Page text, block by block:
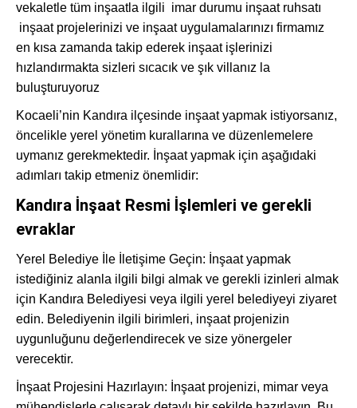
vekaletle tüm inşaatla ilgili imar durumu inşaat ruhsatı
inşaat projelerinizi ve inşaat uygulamalarınızı firmamız
en kısa zamanda takip ederek inşaat işlerinizi
hızlandırmakta sizleri sıcacık ve şık villanız la
buluşturuyoruz
Kocaeli’nin Kandıra ilçesinde inşaat yapmak istiyorsanız,
öncelikle yerel yönetim kurallarına ve düzenlemelere
uymanız gerekmektedir. İnşaat yapmak için aşağıdaki
adımları takip etmeniz önemlidir:
Kandıra İnşaat Resmi İşlemleri ve gerekli
evraklar
Yerel Belediye İle İletişime Geçin: İnşaat yapmak
istediğiniz alanla ilgili bilgi almak ve gerekli izinleri almak
için Kandıra Belediyesi veya ilgili yerel belediyeyi ziyaret
edin. Belediyenin ilgili birimleri, inşaat projenizin
uygunluğunu değerlendirecek ve size yönergeler
verecektir.
İnşaat Projesini Hazırlayın: İnşaat projenizi, mimar veya